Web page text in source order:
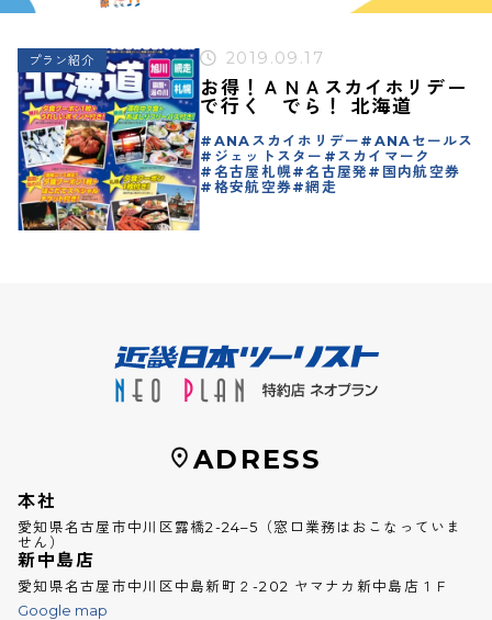
プラン紹介 2019.09.17
お得！ＡＮＡスカイホリデー
で行く でら！ 北海道
ANAスカイホリデー
ANAセールス
ジェットスター
スカイマーク
名古屋札幌
名古屋発
国内航空券
格安航空券
網走
ADRESS
本社
愛知県名古屋市中川区露橋2-24–5（窓口業務はおこなっていま
せん）
新中島店
愛知県名古屋市中川区中島新町２-202 ヤマナカ新中島店１Ｆ
Google map